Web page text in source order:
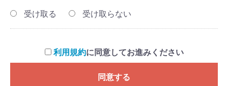
受け取る
受け取らない
利用規約に同意してお進みください
同意する